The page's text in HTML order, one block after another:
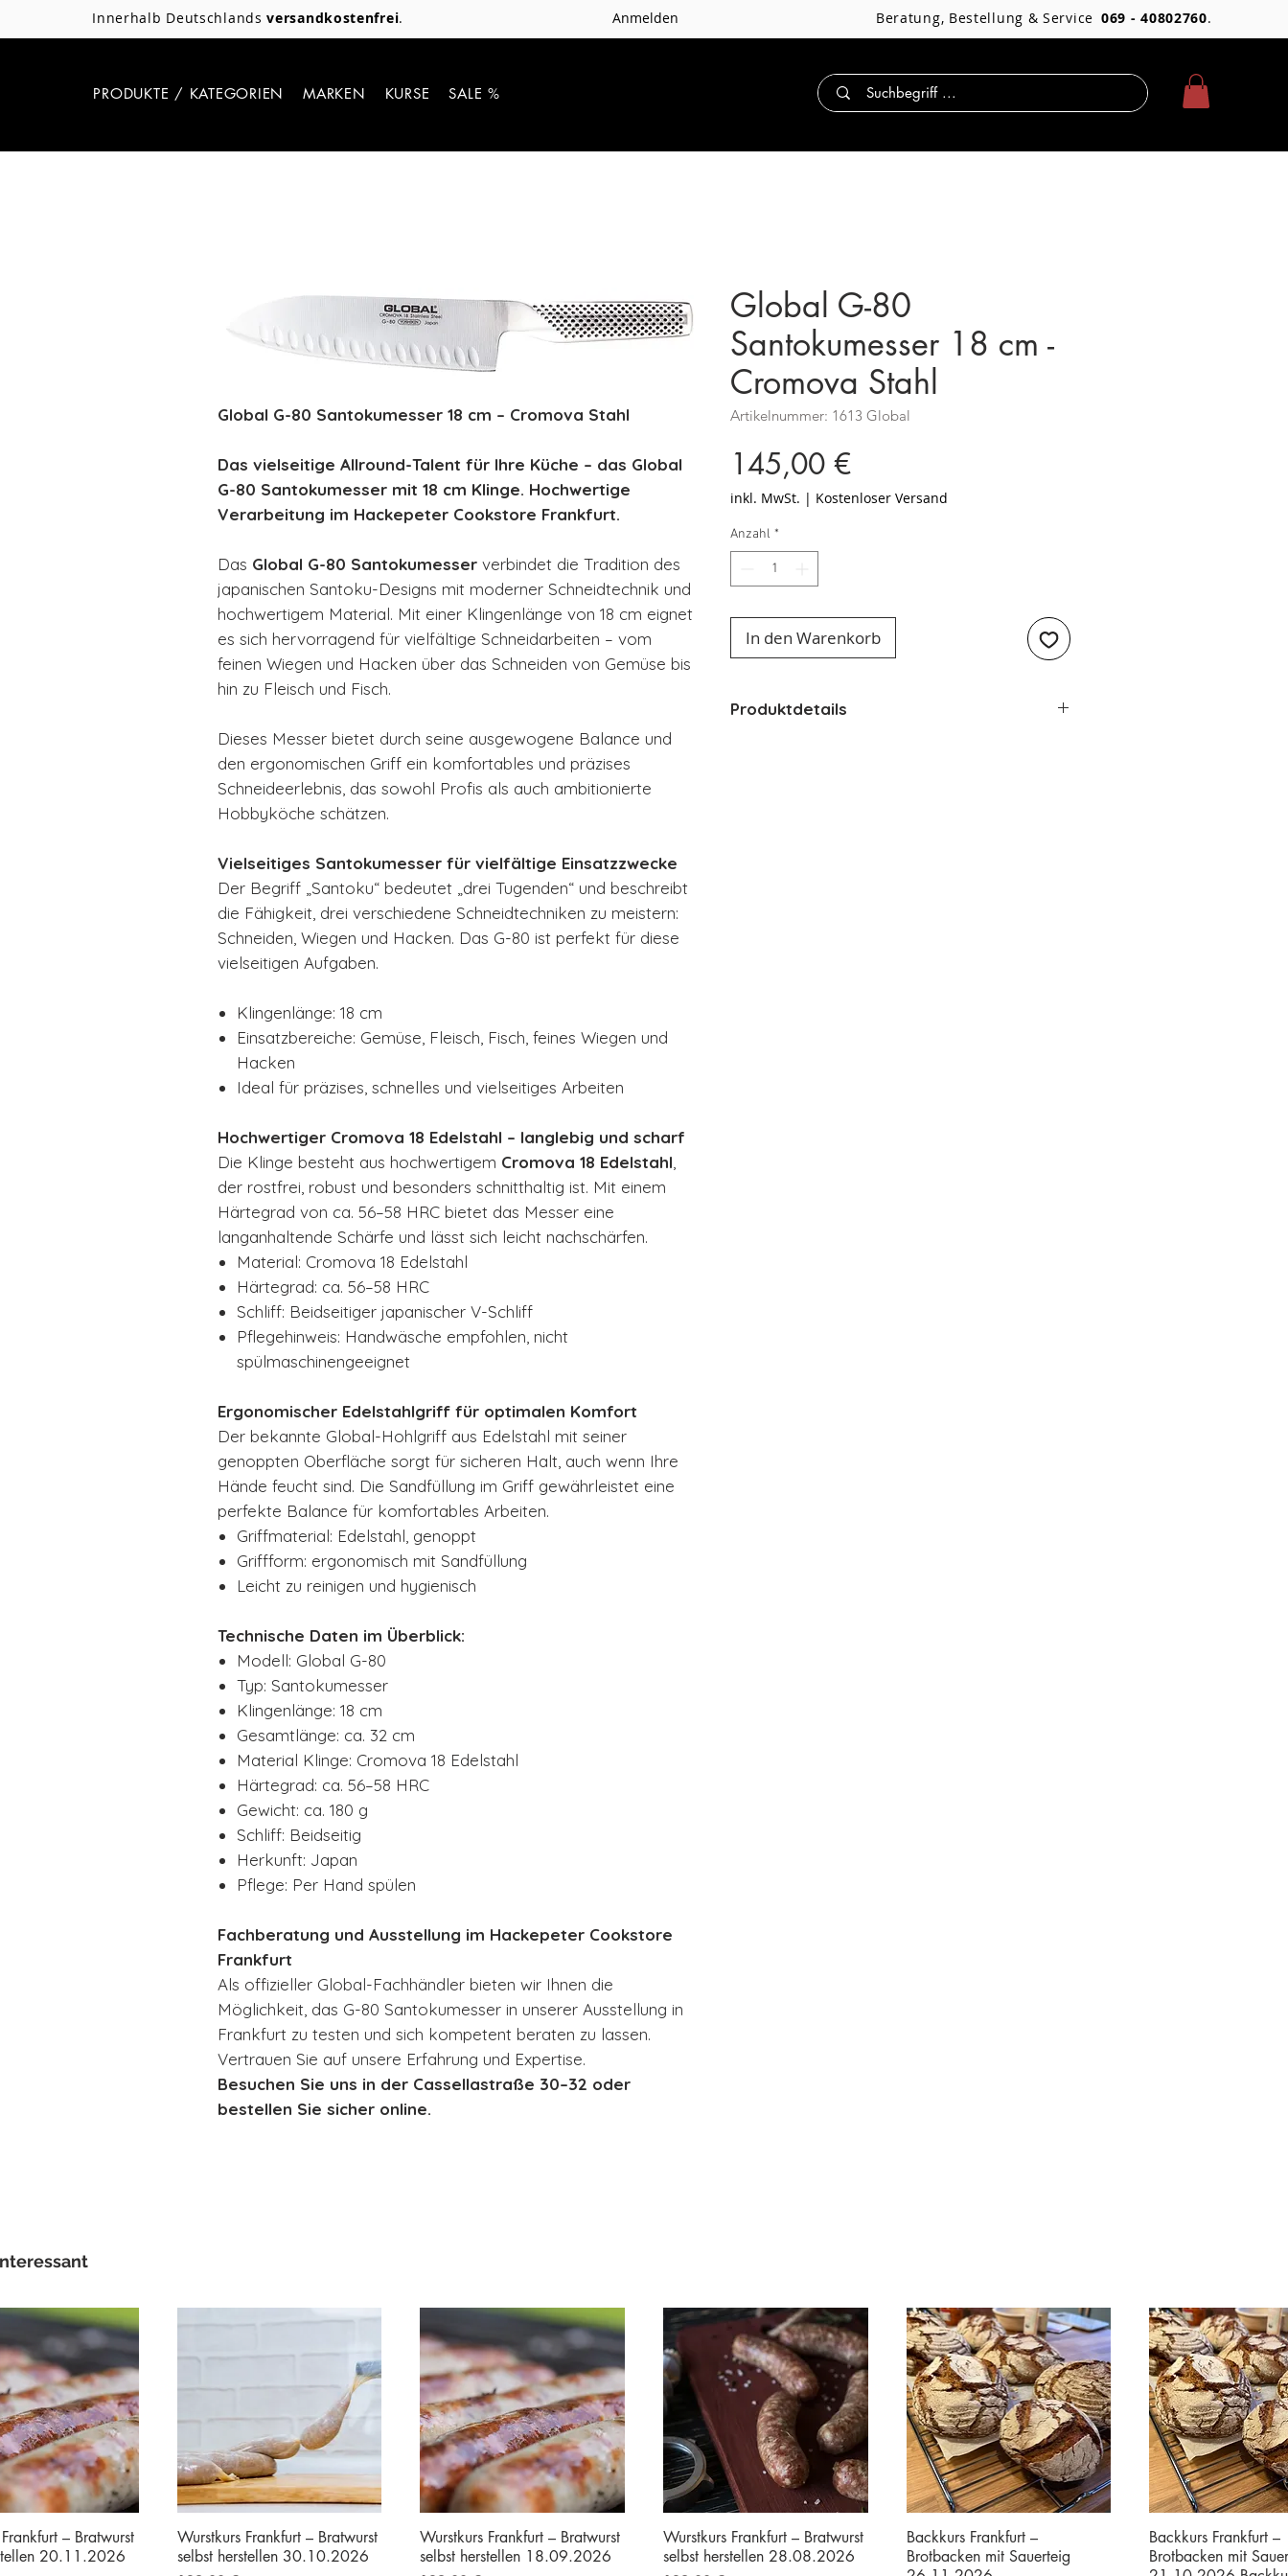
Innerhalb Deutschlandsversandkostenfrei. Anmelden Beratung, Bestellung & Service 069 - 40802760.
PRODUKTE / KATEGORIEN MARKEN KURSE SALE %
Global G-80 Santokumesser 18 cm – Cromova Stahl
Das vielseitige Allround-Talent für Ihre Küche – das Global
G-80 Santokumesser mit 18 cm Klinge. Hochwertige
Verarbeitung im Hackepeter Cookstore Frankfurt.
Das Global G-80 Santokumesser verbindet die Tradition des
japanischen Santoku-Designs mit moderner Schneidtechnik und
hochwertigem Material. Mit einer Klingenlänge von 18 cm eignet
es sich hervorragend für vielfältige Schneidarbeiten – vom
feinen Wiegen und Hacken über das Schneiden von Gemüse bis
hin zu Fleisch und Fisch.
Dieses Messer bietet durch seine ausgewogene Balance und
den ergonomischen Griff ein komfortables und präzises
Schneideerlebnis, das sowohl Profis als auch ambitionierte
Hobbyköche schätzen.
Vielseitiges Santokumesser für vielfältige Einsatzzwecke
Der Begriff „Santoku“ bedeutet „drei Tugenden“ und beschreibt
die Fähigkeit, drei verschiedene Schneidtechniken zu meistern:
Schneiden, Wiegen und Hacken. Das G-80 ist perfekt für diese
vielseitigen Aufgaben.
Klingenlänge: 18 cm
Einsatzbereiche: Gemüse, Fleisch, Fisch, feines Wiegen und
Hacken
Ideal für präzises, schnelles und vielseitiges Arbeiten
Hochwertiger Cromova 18 Edelstahl – langlebig und scharf
Die Klinge besteht aus hochwertigem Cromova 18 Edelstahl
der rostfrei, robust und besonders schnitthaltig ist. Mit einem
Härtegrad von ca. 56–58 HRC bietet das Messer eine
langanhaltende Schärfe und lässt sich leicht nachschärfen.
Material: Cromova 18 Edelstahl
Härtegrad: ca. 56–58 HRC
Schliff: Beidseitiger japanischer V-Schliff
Pflegehinweis: Handwäsche empfohlen, nicht
spülmaschinengeeignet
Ergonomischer Edelstahlgriff für optimalen Komfort
Der bekannte Global-Hohlgriff aus Edelstahl mit seiner
genoppten Oberfläche sorgt für sicheren Halt, auch wenn Ihre
Hände feucht sind. Die Sandfüllung im Griff gewährleistet eine
perfekte Balance für komfortables Arbeiten.
Griffmaterial: Edelstahl, genoppt
Griffform: ergonomisch mit Sandfüllung
Leicht zu reinigen und hygienisch
Technische Daten im Überblick:
Modell: Global G-80
Typ: Santokumesser
Klingenlänge: 18 cm
Gesamtlänge: ca. 32 cm
Material Klinge: Cromova 18 Edelstahl
Härtegrad: ca. 56–58 HRC
Gewicht: ca. 180 g
Schliff: Beidseitig
Herkunft: Japan
Pflege: Per Hand spülen
Fachberatung und Ausstellung im Hackepeter Cookstore
Frankfurt
Als offizieller Global-Fachhändler bieten wir Ihnen die
Möglichkeit, das G-80 Santokumesser in unserer Ausstellung in
Frankfurt zu testen und sich kompetent beraten zu lassen.
Vertrauen Sie auf unsere Erfahrung und Expertise.
Besuchen Sie uns in der Cassellastraße 30–32 oder
bestellen Sie sicher online.
Global G-80
Santokumesser 18 cm -
Cromova Stahl
Artikelnummer: 1613 Global
145,00 €Preis
inkl. MwSt. | Kostenloser Versand
Anzahl *
In den Warenkorb
Produktdetails
– Bratwurst
20.11.2026
Wurstkurs Frankfurt – Bratwurst
selbst herstellen 30.10.2026
Wurstkurs Frankfurt – Bratwurst
selbst herstellen 18.09.2026
Wurstkurs Frankfurt – Bratwurst
selbst herstellen 28.08.2026
Backkurs Frankfurt –
Brotbacken mit Sauerteig
Backkurs Frankfurt –
Brotbacken mit